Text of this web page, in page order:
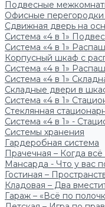
Подвесные
Офисные перегородки
Сдвижная дверь на
Система «4 в 1»
Система «4 в 1»
Корпусный шкаф с
Система «4 в 1»
Система «4 в 1»
Складные двери в
Система «4 в 1»
Стеклянная
Система «4 в 1» -
Системы хранения
Гардеробная система
Прачечная – Когда
Мансарда - Что у вас
Гостиная –
Кладовая – Два
Гараж – «Всё по